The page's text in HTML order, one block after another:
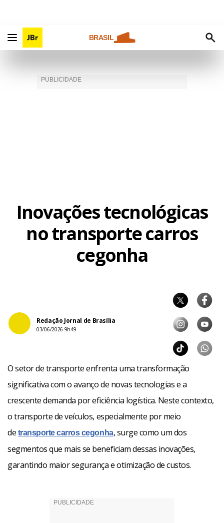
BRASIL
Inovações tecnológicas
no transporte carros
cegonha
Redação Jornal de Brasília
03/06/2026 9h49
O setor de transporte enfrenta uma transformação
significativa com o avanço de novas tecnologias e a
crescente demanda por eficiência logística. Neste contexto,
o transporte de veículos, especialmente por meio
de transporte carros cegonha, surge como um dos
segmentos que mais se beneficiam dessas inovações,
garantindo maior segurança e otimização de custos.